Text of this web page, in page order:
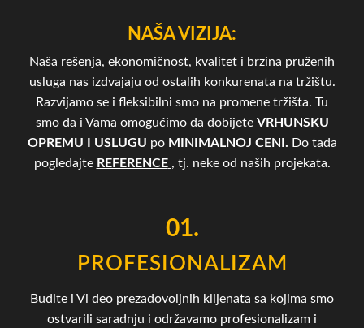
NAŠA VIZIJA:
Naša rešenja, ekonomičnost, kvalitet i brzina pruženih
usluga nas izdvajaju od ostalih konkurenata na tržištu.
Razvijamo se i fleksibilni smo na promene tržišta. Tu
smo da i Vama omogućimo da dobijete VRHUNSKU
OPREMU I USLUGU po MINIMALNOJ CENI. Do tada
pogledajte REFERENCE , tj. neke od naših projekata.
01.
PROFESIONALIZAM
Budite i Vi deo prezadovoljnih klijenata sa kojima smo
ostvarili saradnju i održavamo profesionalizam i